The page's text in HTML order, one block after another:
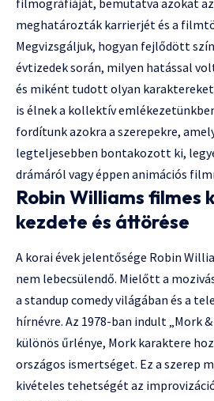
meghatározták karrierjét és a
Megvizsgáljuk, hogyan fejlődött
évtizedek során, milyen hatással
és miként tudott olyan
is élnek a kollektív
fordítunk azokra a szerepekre,
legteljesebben bontakozott ki,
drámáról vagy éppen animációs
Robin Williams filmes
kezdete és áttörése
A korai évek jelentősége Robin
nem lebecsülendő. Mielőtt a
a standup comedy világában és a
hírnévre. Az 1978-ban indult „Mork
különös űrlénye, Mork karaktere
országos ismertséget. Ez a szerep
kivételes tehetségét az